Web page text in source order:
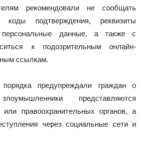
рекомендовали не сообщать
коды подтверждения, реквизиты
данные, а также с
к подозрительным онлайн-
ссылкам.
предупреждали граждан о
представляются
или правоохранительных органов, а
через социальные сети и